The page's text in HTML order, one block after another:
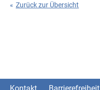
« Zurück zur Übersicht